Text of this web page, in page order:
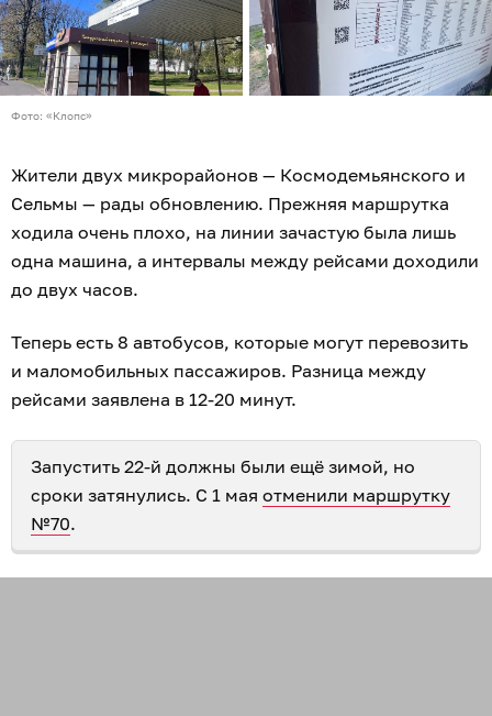
Фото: «Клопс»
Жители двух микрорайонов — Космодемьянского и
Сельмы — рады обновлению. Прежняя маршрутка
ходила очень плохо, на линии зачастую была лишь
одна машина, а интервалы между рейсами доходили
до двух часов.
Теперь есть 8 автобусов, которые могут перевозить
и маломобильных пассажиров. Разница между
рейсами заявлена в 12-20 минут.
Запустить 22-й должны были ещё зимой, но
сроки затянулись. С 1 мая отменили маршрутку
№70.